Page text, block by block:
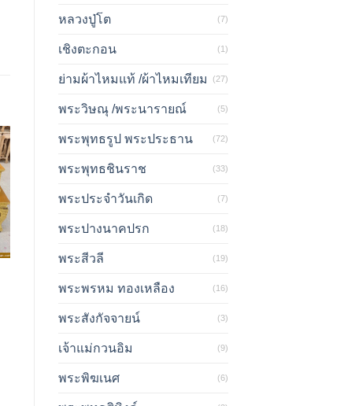
หลวงปู่โต (7)
เชิงตะกอน (1)
ย่ามผ้าไหมแท้ /ผ้าไหมเทียม (27)
พระวิษณุ /พระนารายณ์ (5)
พระพุทธรูป พระประธาน (72)
พระพุทธชินราช (33)
พระประจำวันเกิด (7)
พระปางนาคปรก (18)
พระสีวลี (19)
พระพรหม ทองเหลือง (16)
พระสังกัจจายน์ (3)
เจ้าแม่กวนอิม (9)
พระพิฆเนศ (6)